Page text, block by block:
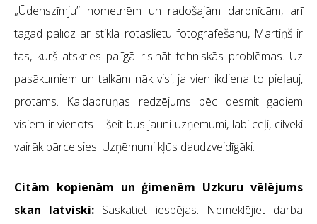
„Ūdenszīmju” nometnēm un radošajām darbnīcām, arī
tagad palīdz ar stikla rotaslietu fotografēšanu, Mārtiņš ir
tas, kurš atskries palīgā risināt tehniskās problēmas. Uz
pasākumiem un talkām nāk visi, ja vien ikdiena to pieļauj,
protams. Kaldabruņas redzējums pēc desmit gadiem
visiem ir vienots – šeit būs jauni uzņēmumi, labi ceļi, cilvēki
vairāk pārcelsies. Uzņēmumi kļūs daudzveidīgāki.
Citām kopienām un ģimenēm Uzkuru vēlējums
skan latviski: Saskatiet iespējas. Nemeklējiet darba